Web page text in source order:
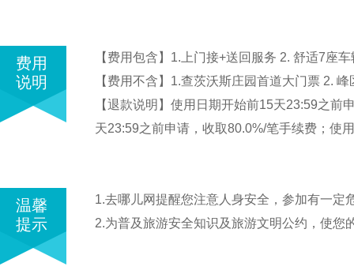
费用
说明
【费用包含】1.上门接+送回服务 2. 舒适7座
【费用不含】1.查茨沃斯庄园首道大门票 2.
【退款说明】使用日期开始前15天23:59之
天23:59之前申请，收取80.0%/笔手续费；使
温馨
提示
1.去哪儿网提醒您注意人身安全，参加有一
2.为普及旅游安全知识及旅游文明公约，使您